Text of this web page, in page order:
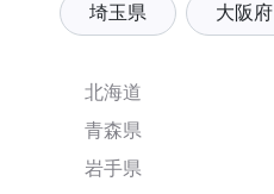
埼玉県 大阪府
北海道
青森県
岩手県